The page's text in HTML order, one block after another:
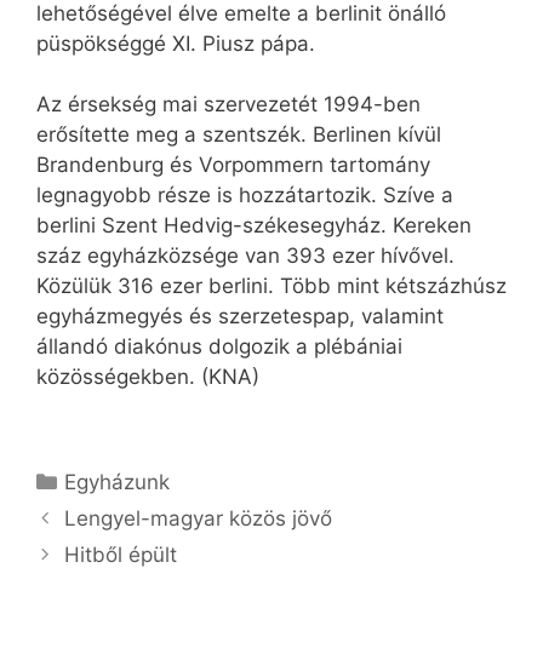
lehetőségével élve emelte a berlinit önálló
püspökséggé XI. Piusz pápa.
Az érsekség mai szervezetét 1994-ben
erősítette meg a szentszék. Berlinen kívül
Brandenburg és Vorpommern tartomány
legnagyobb része is hozzátartozik. Szíve a
berlini Szent Hedvig-székesegyház. Kereken
száz egyházközsége van 393 ezer hívővel.
Közülük 316 ezer berlini. Több mint kétszázhúsz
egyházmegyés és szerzetespap, valamint
állandó diakónus dolgozik a plébániai
közösségekben. (KNA)
Kategória
Egyházunk
Lengyel-magyar közös jövő
Hitből épült